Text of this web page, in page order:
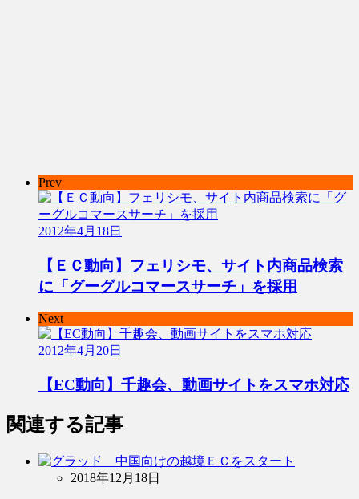
Prev
2012年4月18日
【ＥＣ動向】フェリシモ、サイト内商品検索
に「グーグルコマースサーチ」を採用
Next
2012年4月20日
【EC動向】千趣会、動画サイトをスマホ対応
関連する記事
2018年12月18日